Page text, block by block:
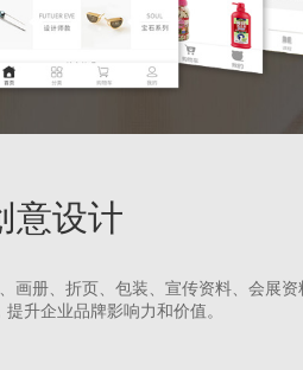
意设计
画册、折页、包装、宣传资料、会展资
升企业品牌影响力和价值。